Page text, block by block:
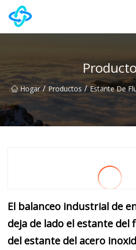
Hogar / Productos / Estante De
El balanceo industrial de
deja de lado el estante del
del estante del acero